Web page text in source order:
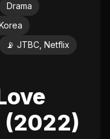
Drama
📡 JTBC, Netflix
(2022)